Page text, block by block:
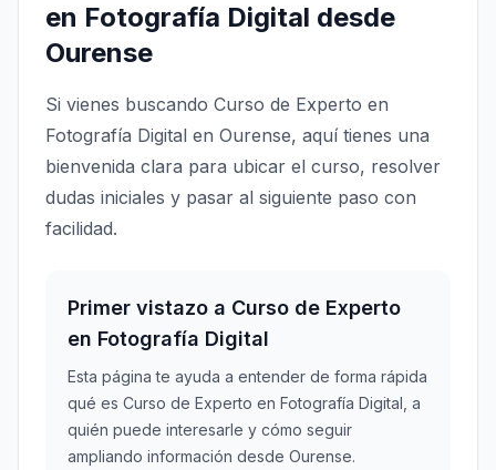
en Fotografía Digital desde
Ourense
Si vienes buscando Curso de Experto en
Fotografía Digital en Ourense, aquí tienes una
bienvenida clara para ubicar el curso, resolver
dudas iniciales y pasar al siguiente paso con
facilidad.
Primer vistazo a Curso de Experto
en Fotografía Digital
Esta página te ayuda a entender de forma rápida
qué es Curso de Experto en Fotografía Digital, a
quién puede interesarle y cómo seguir
ampliando información desde Ourense.